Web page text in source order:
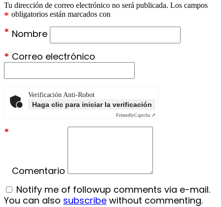
Tu dirección de correo electrónico no será publicada. Los campos
obligatorios están marcados con
*
Nombre
*
Correo electrónico
*
Verificación Anti-Robot
Haga clic para iniciar la verificación
FriendlyCaptcha ⇗
Comentario
*
Notify me of followup comments via e-mail.
You can also subscribe without commenting.